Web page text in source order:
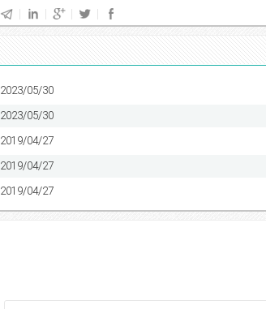
2023/05/30
2023/05/30
2019/04/27
2019/04/27
2019/04/27